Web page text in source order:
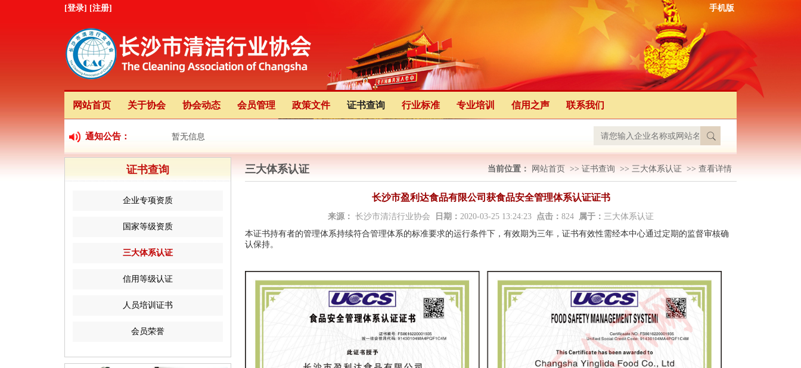
[登录] [注册] 手机版
网站首页 关于协会 协会动态 会员管理 政策文件 证书查询 行业标准 专业培训 信用之声 联系我们
通知公告： 暂无信息
证书查询
企业专项资质
国家等级资质
三大体系认证
信用等级认证
人员培训证书
会员荣誉
当前位置： 网站首页 >> 证书查询 >> 三大体系认证 >> 查看详情
三大体系认证
长沙市盈利达食品有限公司获食品安全管理体系认证证书
来源： 长沙市清洁行业协会 日期： 2020-03-25 13:24:23 点击： 824 属于： 三大体系认证
本证书持有者的管理体系持续符合管理体系的标准要求的运行条件下，有效期为三年，证书有效性需经本中心通过定期的监督审核确
认保持。